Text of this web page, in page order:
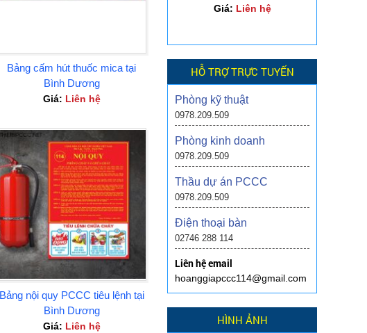
Bảng cấm hút thuốc mica tại
Bình Dương
Giá: Liên hệ
Bảng nội quy PCCC tiêu lệnh tại
Bình Dương
Giá: Liên hệ
Giá: Liên hệ
HỖ TRỢ TRỰC TUYẾN
Phòng kỹ thuật
0978.209.509
Phòng kinh doanh
0978.209.509
Thầu dự án PCCC
0978.209.509
Điện thoại bàn
02746 288 114
Liên hệ email
hoanggiapccc114@gmail.com
HÌNH ẢNH